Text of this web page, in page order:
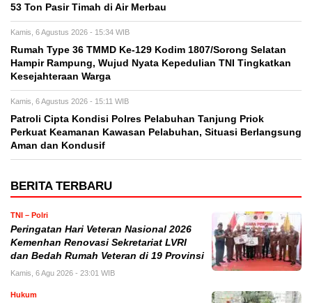
53 Ton Pasir Timah di Air Merbau
Kamis, 6 Agustus 2026 - 15:34 WIB
Rumah Type 36 TMMD Ke-129 Kodim 1807/Sorong Selatan
Hampir Rampung, Wujud Nyata Kepedulian TNI Tingkatkan
Kesejahteraan Warga
Kamis, 6 Agustus 2026 - 15:11 WIB
Patroli Cipta Kondisi Polres Pelabuhan Tanjung Priok
Perkuat Keamanan Kawasan Pelabuhan, Situasi Berlangsung
Aman dan Kondusif
BERITA TERBARU
TNI – Polri
Peringatan Hari Veteran Nasional 2026
Kemenhan Renovasi Sekretariat LVRI
dan Bedah Rumah Veteran di 19 Provinsi
Kamis, 6 Agu 2026 - 23:01 WIB
Hukum